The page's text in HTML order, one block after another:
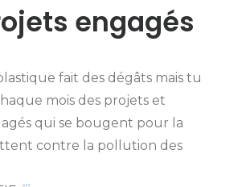
engagés
fait des dégâts mais tu
mois des projets et
qui se bougent pour la
contre la pollution des